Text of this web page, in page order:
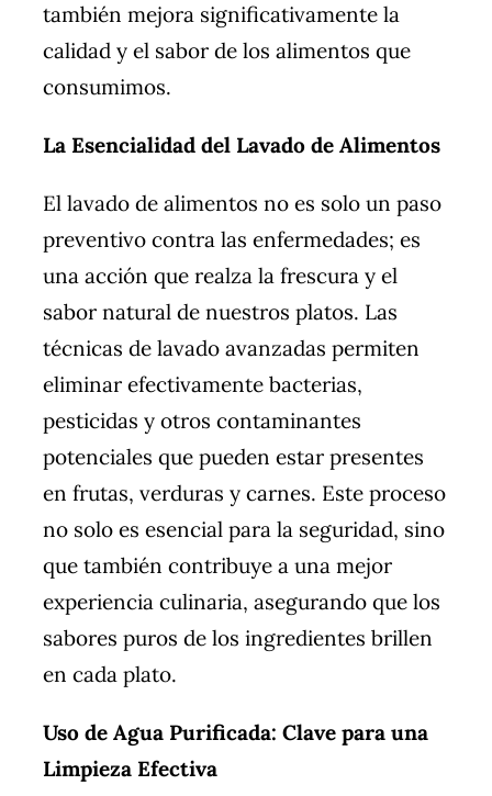
también mejora significativamente la
calidad y el sabor de los alimentos que
consumimos.
La Esencialidad del Lavado de Alimentos
El lavado de alimentos no es solo un paso
preventivo contra las enfermedades; es
una acción que realza la frescura y el
sabor natural de nuestros platos. Las
técnicas de lavado avanzadas permiten
eliminar efectivamente bacterias,
pesticidas y otros contaminantes
potenciales que pueden estar presentes
en frutas, verduras y carnes. Este proceso
no solo es esencial para la seguridad, sino
que también contribuye a una mejor
experiencia culinaria, asegurando que los
sabores puros de los ingredientes brillen
en cada plato.
Uso de Agua Purificada: Clave para una
Limpieza Efectiva